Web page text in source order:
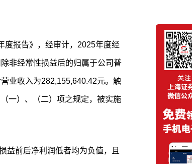
度报告》，经审计，2025年度经
非经常性损益后的归属于公司普
业收入为282,155,640.42元。触
一）、（二）项之规定，被实施
益前后净利润低者均为负值，且